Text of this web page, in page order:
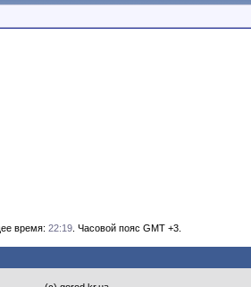
время: 22:19 . Часовой пояс GMT +3.